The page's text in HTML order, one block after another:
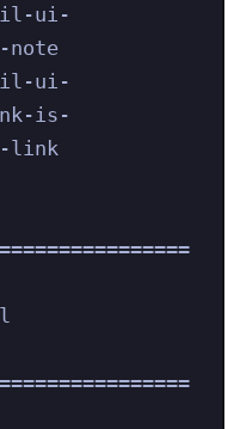
ui-
note
ui-
is-
link